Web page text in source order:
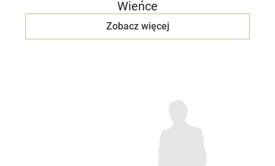
Wieńce
Zobacz więcej